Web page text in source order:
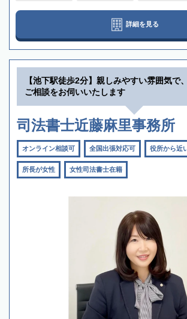
詳細を見る
【池下駅徒歩2分】親しみやすい雰囲気で
ご相談をお伺いいたします
司法書士近藤麻里事務所
オンライン相談可 全国出張対応可 役所から近
所長が女性 女性司法書士在籍